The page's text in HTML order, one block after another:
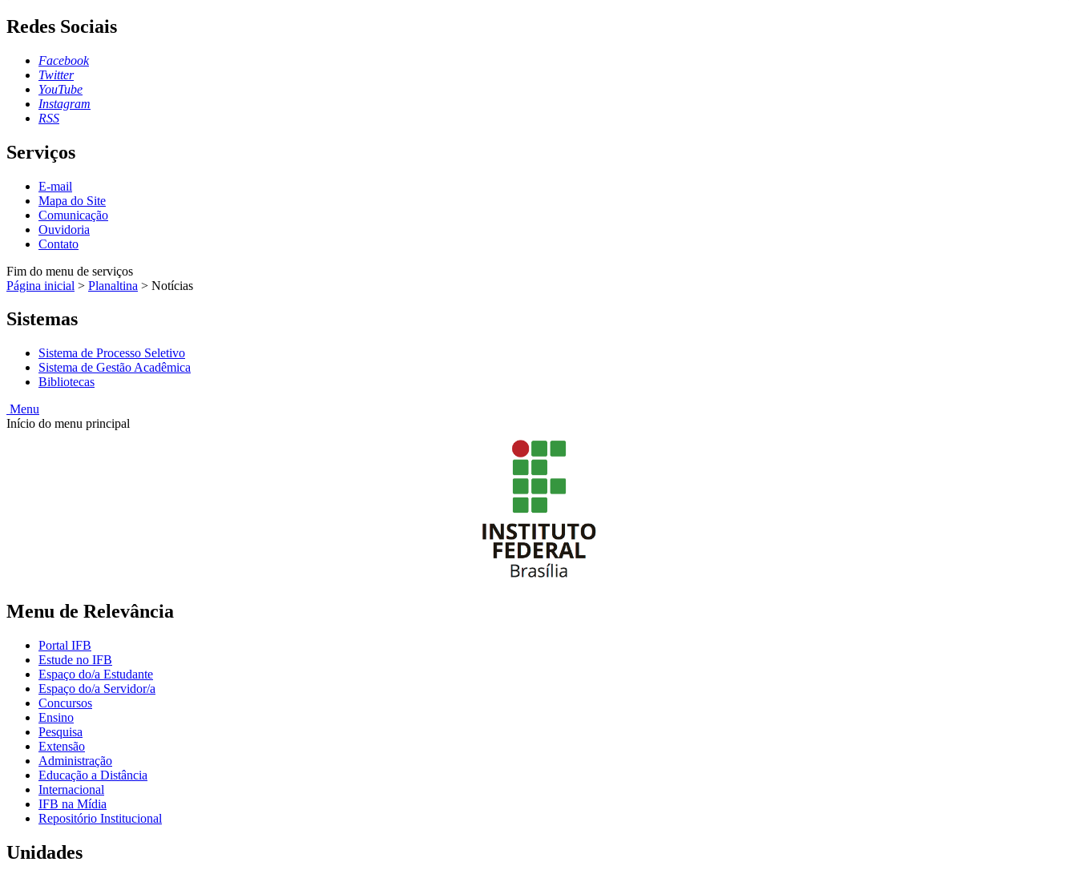
Redes Sociais
Facebook
Twitter
YouTube
Instagram
RSS
Serviços
E-mail
Mapa do Site
Comunicação
Ouvidoria
Contato
Fim do menu de serviços
Página inicial > Planaltina > Notícias
Sistemas
Sistema de Processo Seletivo
Sistema de Gestão Acadêmica
Bibliotecas
Menu
Início do menu principal
Menu de Relevância
Portal IFB
Estude no IFB
Espaço do/a Estudante
Espaço do/a Servidor/a
Concursos
Ensino
Pesquisa
Extensão
Administração
Educação a Distância
Internacional
IFB na Mídia
Repositório Institucional
Unidades